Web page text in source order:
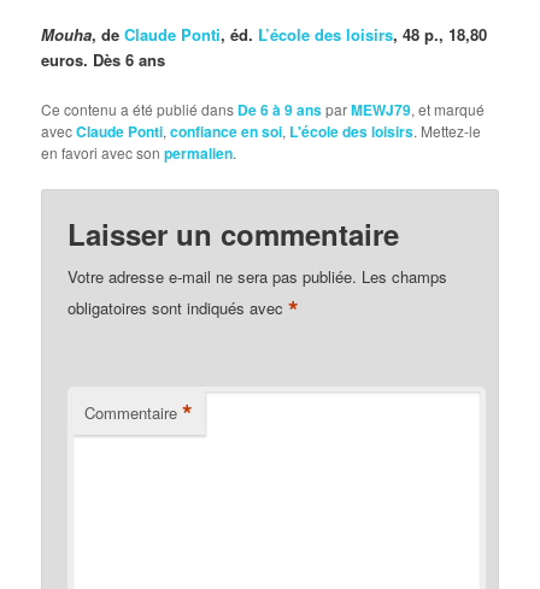
Mouha, deClaude Ponti, éd. L’école des loisirs, 48 p., 18,80
euros. Dès 6 ans
Ce contenu a été publié dans De 6 à 9 ansparMEWJ79, et marqué
avecClaude Ponti,confiance en soi, L'école des loisirs. Mettez-le
en favori avec sonpermalien.
Laisser un commentaire
Votre adresse e-mail ne sera pas publiée. Les champs
obligatoires sont indiqués avec*
Commentaire *